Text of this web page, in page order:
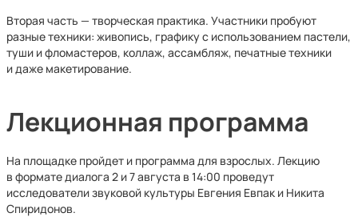
Вторая часть — творческая практика. Участники пробуют
разные техники: живопись, графику с использованием пастели,
туши и фломастеров, коллаж, ассамбляж, печатные техники
и даже макетирование.
Лекционная программа
На площадке пройдет и программа для взрослых. Лекцию
в формате диалога 2 и 7 августа в 14:00 проведут
исследователи звуковой культуры Евгения Евпак и Никита
Спиридонов.